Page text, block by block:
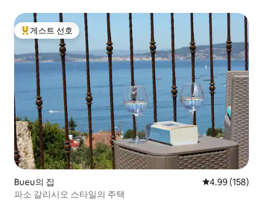
상위 게스트 선호
게스트 선호
Bueu의 집 평점 4.99점(5
4.99 (158)
파소 갈리시오 스타일의 주택